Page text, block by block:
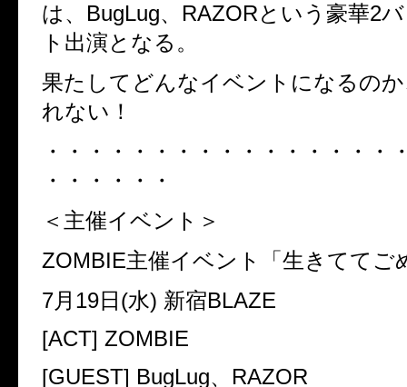
は、BugLug、RAZORという豪華2
ト出演となる。
果たしてどんなイベントになるの
れない！
・・・・・・・・・・・・・・・・
・・・・・・
＜主催イベント＞
ZOMBIE主催イベント「生きててご
7月19日(水) 新宿BLAZE
[ACT] ZOMBIE
[GUEST] BugLug、RAZOR